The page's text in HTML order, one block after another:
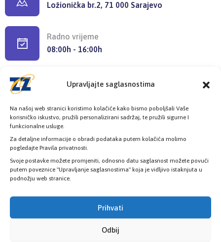
Upravljajte saglasnostima
Na našoj web stranici koristimo kolačiće kako bismo poboljšali Vaše
korisničko iskustvo, pružili personalizirani sadržaj, te pružili sigurne I
funkcionalne usluge.
Za detaljne informacije o obradi podataka putem kolačića molimo
pogledajte Pravila privatnosti.
Svoje postavke možete promjeniti, odnosno datu saglasnost možete povući
putem poveznice "Upravljanje saglasnostima" koja je vidljivo istaknjuta u
podnožju web stranice.
Prihvati
Odbij
Ložionička br.2, 71 000 Sarajevo
Radno vrijeme
08:00h - 16:00h
Provjerite status vaše elektronske
zdravstvene kartice
PROVJERITE STATUS